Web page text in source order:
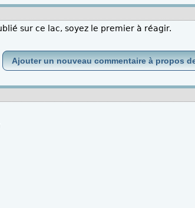
sur ce lac, soyez le premier à réagir.
Ajouter un nouveau commentaire à propos